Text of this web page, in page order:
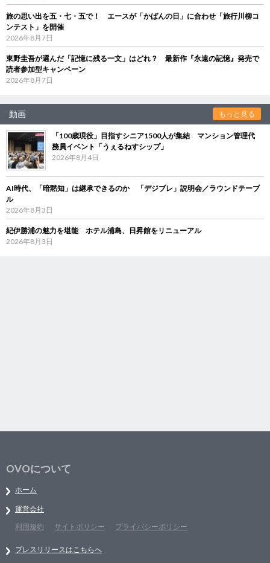
旅の思い出を五・七・五で！ エースが「かばんの日」に合わせ「旅行川柳コ
ンテスト」を開催
2026年8月7日
東野圭吾が選んだ「記憶に残る一文」はどれ？ 最新作『永遠の記憶』発売で
読者参加型キャンペーン
2026年8月7日
動画 もっと見る
「100歳現役」目指すシニア1500人が集結 マンション管理代
務員イベント「うぇるねすシップ」
2026年8月4日
AI時代、「暗黙知」は継承できるのか 「デジブレ」説明会／ラウンドテーブ
ル
2026年8月3日
紀伊勝浦の魅力を堪能 ホテル浦島、日昇館をリニューアル
2026年8月3日
OVOについて
ホーム
運営会社
利用規約
サイトポリシー プライバシーポリシー
プレスリリースはこちらへ